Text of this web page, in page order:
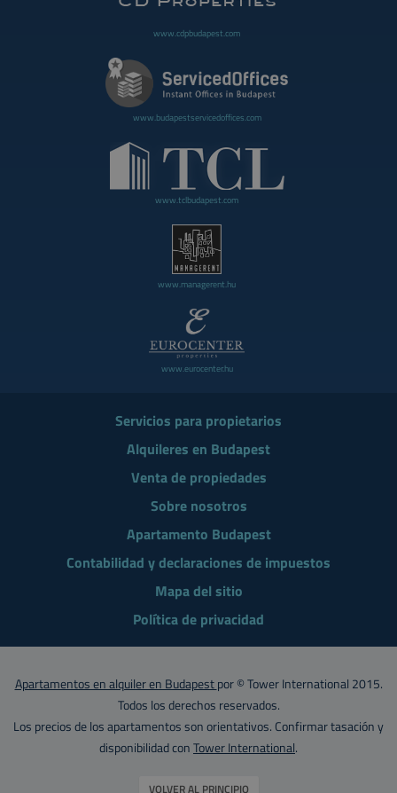
www.cdpbudapest.com
www.budapestservicedoffices.com
www.tclbudapest.com
www.managerent.hu
www.eurocenter.hu
Servicios para propietarios
Alquileres en Budapest
Venta de propiedades
Sobre nosotros
Apartamento Budapest
Contabilidad y declaraciones de impuestos
Mapa del sitio
Política de privacidad
Apartamentos en alquiler en Budapestpor © Tower International 2015.
Todos los derechos reservados.
Los precios de los apartamentos son orientativos. Confirmar tasación y
disponibilidad conTower International.
VOLVER AL PRINCIPIO